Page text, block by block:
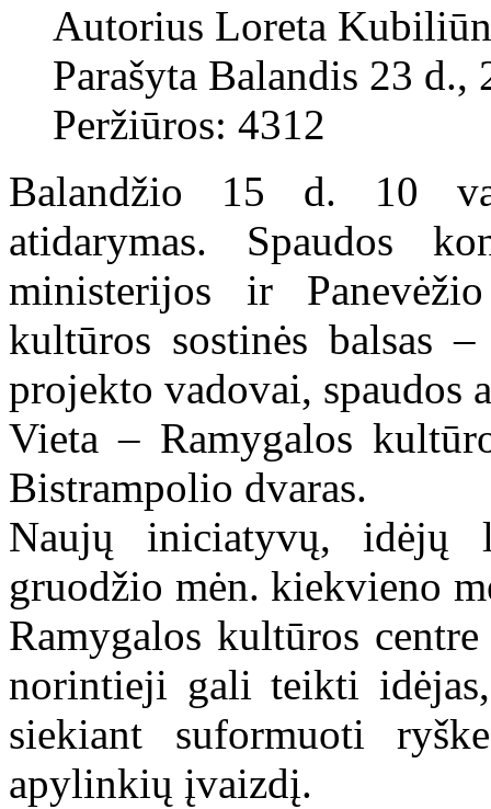
Autorius Loreta
Parašyta Balandis 23 d.,
Peržiūros: 4312
Balandžio 15 d. 10
atidarymas. Spaudos
ministerijos ir
kultūros sostinės balsas
projekto vadovai, spaudos
Vieta – Ramygalos
Bistrampolio dvaras.
Naujų iniciatyvų, idėjų
gruodžio mėn. kiekvieno
Ramygalos kultūros
norintieji gali teikti
siekiant suformuoti
apylinkių įvaizdį.